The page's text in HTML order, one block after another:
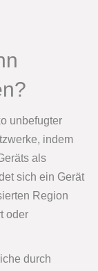
unbefugter
indem
als
sich ein Gerät
Region
oder
durch